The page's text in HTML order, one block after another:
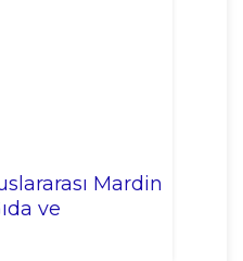
Mardin
ve